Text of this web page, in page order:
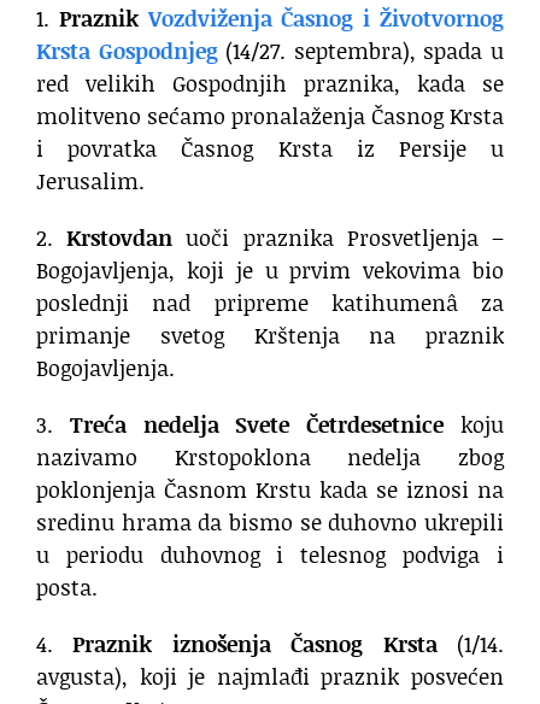
1. PraznikVozdviženja Časnog i Životvornog
Krsta Gospodnjeg(14/27. septembra), spada u
red velikih Gospodnjih praznika, kada se
molitveno sećamo pronalaženja Časnog Krsta
i povratka Časnog Krsta iz Persije u
Jerusalim.
2.Krstovdan uoči praznika Prosvetljenja –
Bogojavljenja, koji je u prvim vekovima bio
poslednji nad pripreme katihumenâ za
primanje svetog Krštenja na praznik
Bogojavljenja.
3. Treća nedelja Svete Četrdesetnice koju
nazivamo Krstopoklona nedelja zbog
poklonjenja Časnom Krstu kada se iznosi na
sredinu hrama da bismo se duhovno ukrepili
u periodu duhovnog i telesnog podviga i
posta.
4.Praznik iznošenja Časnog Krsta(1/14.
avgusta), koji je najmlađi praznik posvećen